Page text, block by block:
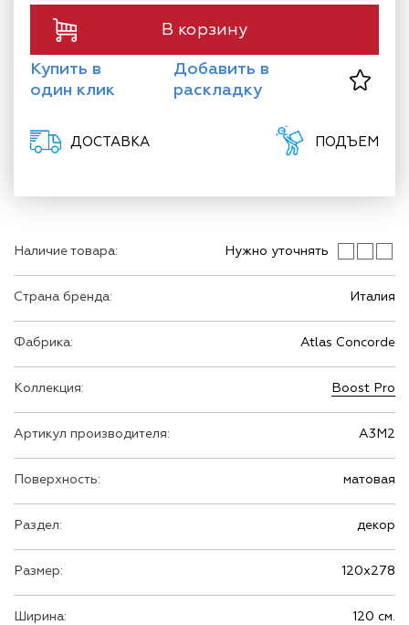
Наличие товара: Нужно уточнять
Страна бренда: Италия
Фабрика: Atlas Concorde
Коллекция: Boost Pro
Артикул производителя: A3M2
Поверхность: матовая
Раздел: декор
Размер: 120х278
Ширина: 120 см.
В корзину
Купить в
один клик
Добавить в
раскладку
ДОСТАВКА ПОДЪЕМ